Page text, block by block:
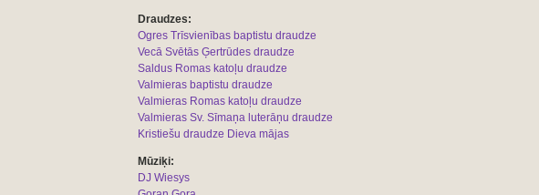
Draudzes:
Ogres Trīsvienības baptistu draudze
Vecā Svētās Ģertrūdes draudze
Saldus Romas katoļu draudze
Valmieras baptistu draudze
Valmieras Romas katoļu draudze
Valmieras Sv. Sīmaņa luterāņu draudze
Kristiešu draudze Dieva mājas
Mūziķi:
DJ Wiesys